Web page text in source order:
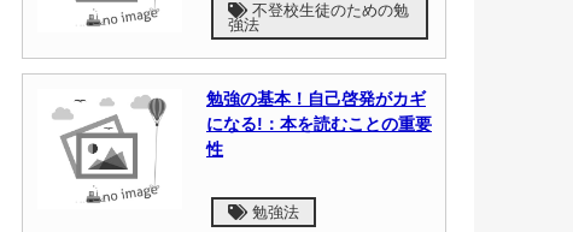
不登校生徒のための勉
強法
勉強の基本！自己啓発がカギ
になる!：本を読むことの重要
性
勉強法